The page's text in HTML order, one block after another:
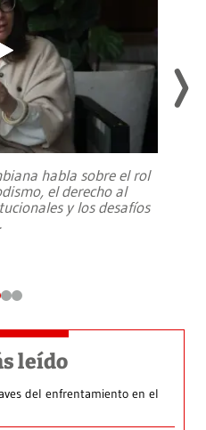
habla sobre el rol
el derecho al
y los desafíos
leído
del enfrentamiento en el